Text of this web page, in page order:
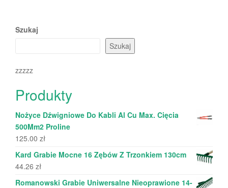
Szukaj
Szukaj
zzzzz
Produkty
Nożyce Dźwigniowe Do Kabli Al Cu Max. Cięcia
500Mm2 Proline
125.00 zł
Kard Grabie Mocne 16 Zębów Z Trzonkiem 130cm
44.26 zł
Romanowski Grabie Uniwersalne Nieoprawione 14-